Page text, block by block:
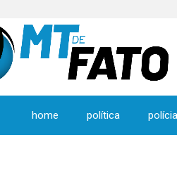
home política polícia